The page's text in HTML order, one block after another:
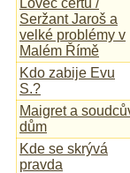
Seržant Jaroš a
velké problémy v
Malém Římě
Kdo zabije Evu
S.?
Maigret a
dům
Kde se skrývá
pravda